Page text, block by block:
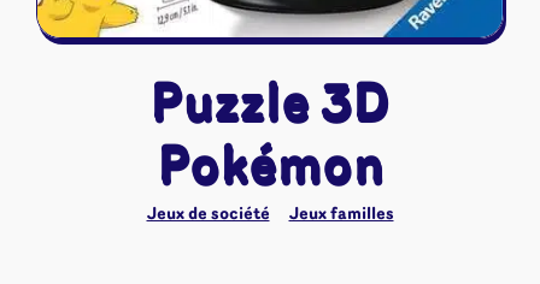
Puzzle 3D
Pokémon
Jeux de société Jeux familles